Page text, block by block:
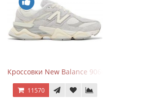
Кроссовки New Balance 9060 Quartz Grey
11570